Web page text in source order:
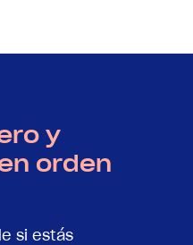
y
orden
si estás